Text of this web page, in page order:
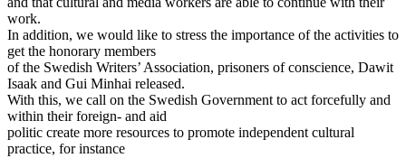
work.
In addition, we would like to stress the importance of the activities to
get the honorary members
of the Swedish Writers’ Association, prisoners of conscience, Dawit
Isaak and Gui Minhai released.
With this, we call on the Swedish Government to act forcefully and
within their foreign- and aid
politic create more resources to promote independent cultural
practice, for instance